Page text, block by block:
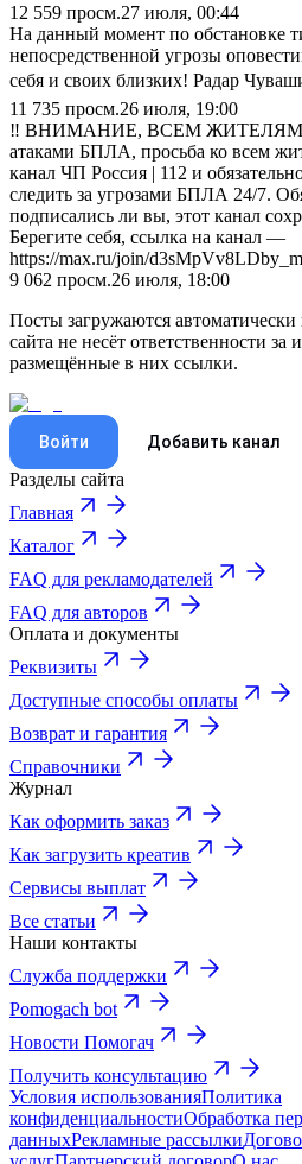
12 559 просм.27 июля, 00:44
На данный момент по обстановке
непосредственной угрозы
себя и своих близких! Радар
11 735 просм.26 июля, 19:00
‼️ ВНИМАНИЕ, ВСЕМ ЖИТЕЛЯМ
атаками БПЛА, просьба ко всем
канал ЧП Россия | 112 и
следить за угрозами БПЛА 24/7.
подписались ли вы, этот канал
Берегите себя, ссылка на канал —
https://max.ru/join/
9 062 просм.26 июля, 18:00
Посты загружаются
сайта не несёт ответственности за
размещённые в них ссылки.
Войти Добавить канал
Разделы сайта
Главная
Каталог
FAQ для рекламодателей
FAQ для авторов
Оплата и документы
Реквизиты
Доступные способы оплаты
Возврат и гарантия
Справочники
Журнал
Как оформить заказ
Как загрузить креатив
Сервисы выплат
Все статьи
Наши контакты
Служба поддержки
Pomogach bot
Новости Помогач
Получить консультацию
Условия использованияПолитика
конфиденциальностиОбработка
данныхРекламные рассылки